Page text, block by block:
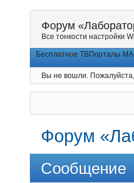
Форум
Все тонкости настройки
Бесплатное ТВПорталы
Вы не вошли.
Форум
Сообщение